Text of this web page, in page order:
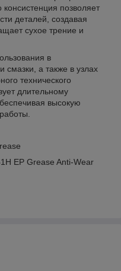
позволяет
деталей, создавая
сухое трение и
в
смазки, а также в узлах
технического
длительному
высокую
EP Grease Anti-Wear